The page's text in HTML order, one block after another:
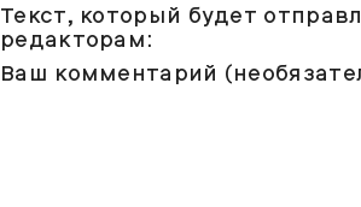
Текст, который будет
редакторам:
Ваш комментарий